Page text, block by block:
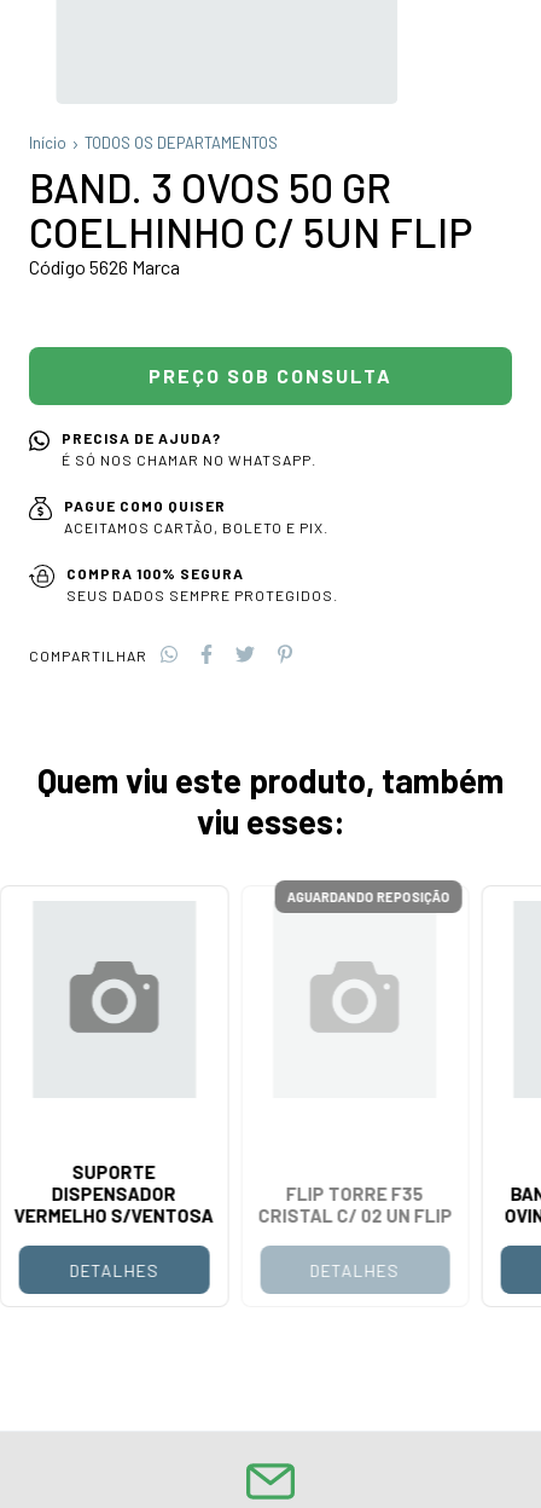
Início TODOS OS DEPARTAMENTOS
BAND. 3 OVOS 50 GR
COELHINHO C/ 5UN FLIP
Código 5626 Marca
PRECISA DE AJUDA?
É SÓ NOS CHAMAR NO WHATSAPP.
PAGUE COMO QUISER
ACEITAMOS CARTÃO, BOLETO E PIX.
COMPRA 100% SEGURA
SEUS DADOS SEMPRE PROTEGIDOS.
COMPARTILHAR
Quem viu este produto, também
viu esses:
SUPORTE
DISPENSADOR
VERMELHO S/VENTOSA
DETALHES
AGUARDANDO REPOSIÇÃO
FLIP TORRE F35
CRISTAL C/ 02 UN FLIP
DETALHES